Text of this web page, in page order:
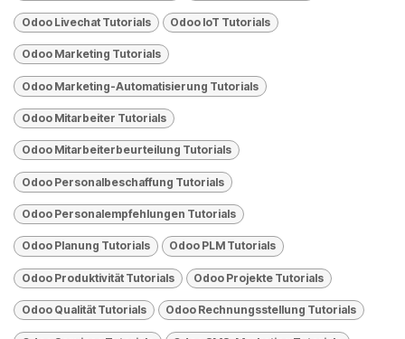
Odoo Livechat Tutorials Odoo loT Tutorials
Odoo Marketing Tutorials
Odoo Marketing-Automatisierung Tutorials
Odoo Mitarbeiter Tutorials
Odoo Mitarbeiterbeurteilung Tutorials
Odoo Personalbeschaffung Tutorials
Odoo Personalempfehlungen Tutorials
Odoo Planung Tutorials Odoo PLM Tutorials
Odoo Produktivität Tutorials Odoo Projekte Tutorials
Odoo Qualität Tutorials Odoo Rechnungsstellung Tutorials